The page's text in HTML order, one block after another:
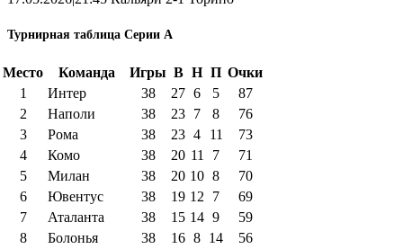
Турнирная таблица Серии А
Место Команда Игры В Н П Очки
1
Интер 38 27 6 5
87
2
Наполи 38 23 7 8
76
3
Рома 38 23 4 11
73
4
Комо 38 20 11 7
71
5
Милан 38 20 10 8
70
6
Ювентус 38 19 12 7
69
7
Аталанта 38 15 14 9
59
8
Болонья 38 16 8 14
56